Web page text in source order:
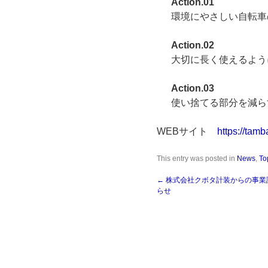
Action.01
環境にやさしい自転
Action.02
大切に長く使えるよ
Action.03
使い捨てる部分を減
WEBサイト https://
This entry was posted in News,
← 株式会社クボタ計装からの事
らせ